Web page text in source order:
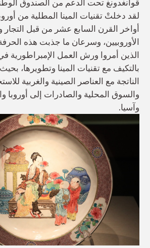
لقد دخلتْ تقنيات المينا المطلية من
أواخر القرن السابع عشر من قبل التجار
الأوروبيين، وسرعان ما جذبت هذه
الذين أمروا ورش العمل الإمبراطورية
بالتكيف مع تقنيات المينا وتطويرها،
الناتجة مع العناصر الصينية والغربية
والسوق المحلية والصادرات إلى أوروبا
وآسيا.